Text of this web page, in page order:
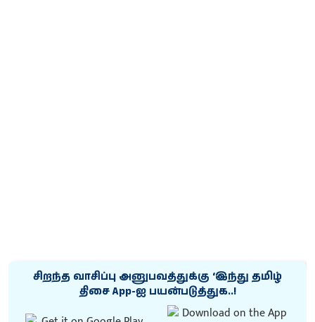
சிறந்த வாசிப்பு அனுபவத்துக்கு ‘இந்து தமிழ்
திசை App-ஐ பயன்படுத்துக..!